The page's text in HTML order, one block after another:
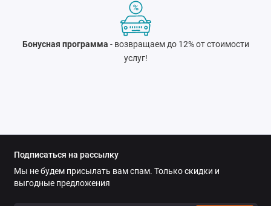
Бонусная программа - возвращаем до 12% от стоимости
услуг!
Подписаться на рассылку
Мы не будем присылать вам спам. Только скидки и
выгодные предложения